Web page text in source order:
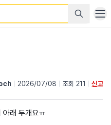
2026/07/08 조회 211 신고
아래 두개요ㅠ